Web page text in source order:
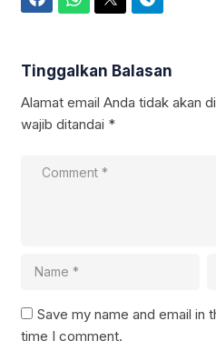
Tinggalkan Balasan
Alamat email Anda tidak akan
wajib ditandai *
Save my name and email in
time I comment.